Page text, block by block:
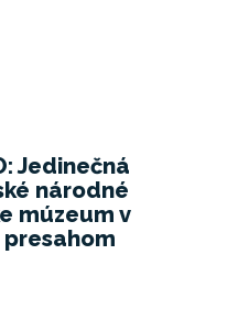
Jedinečná
národné
múzeum v